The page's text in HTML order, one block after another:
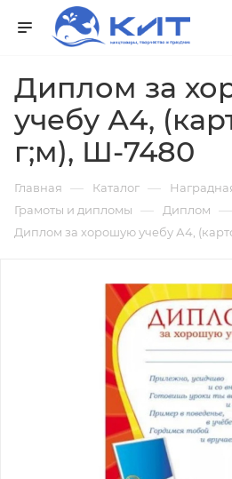
Диплом за
учебу А4,
г;м), Ш-7480
Главная — Каталог —
Грамоты и дипломы — Диплом —
Диплом за хорошую учебу А4,